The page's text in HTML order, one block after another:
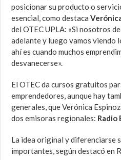
posicionar su producto o
esencial, como destaca
del OTEC UPLA: «Si nosotros
adelante y luego vamos viendo
ahí es cuando muchos
desvanecerse».
El OTEC da cursos gratuitos
emprendedores, aunque hay
generales, que Verónica
dos emisoras regionales: Radio
La idea original y diferenciarse
importantes, según destacó en